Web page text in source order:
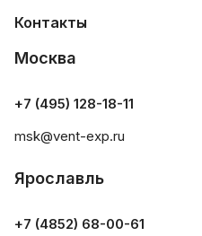
Контакты
Москва
+7 (495) 128-18-11
msk@vent-exp.ru
Ярославль
+7 (4852) 68-00-61